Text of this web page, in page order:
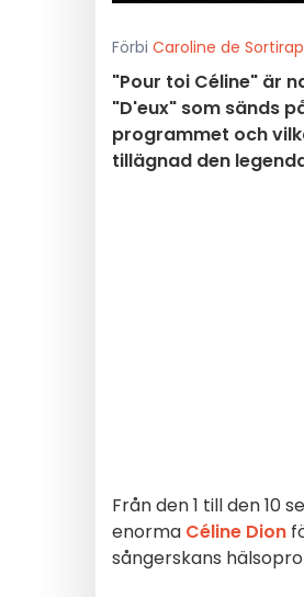
Förbi Caroline de
"Pour toi Céline" är
"D'eux" som sänds
programmet och
tillägnad den
Från den 1 till den 10
enorma Céline Dion
sångerskans